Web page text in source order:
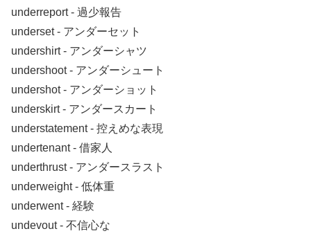
underreport ‐ 過少報告
underset ‐ アンダーセット
undershirt ‐ アンダーシャツ
undershoot ‐ アンダーシュート
undershot ‐ アンダーショット
underskirt ‐ アンダースカート
understatement ‐ 控えめな表現
undertenant ‐ 借家人
underthrust ‐ アンダースラスト
underweight ‐ 低体重
underwent ‐ 経験
undevout ‐ 不信心な